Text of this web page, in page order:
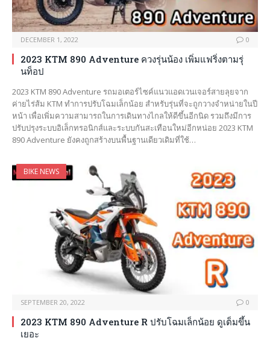
DECEMBER 1, 2022 0
2023 KTM 890 Adventure ควงรุ่นน้อง เพิ่มแฟริ่งตามรุ่
นท็อป
2023 KTM 890 Adventure รถมอเตอร์ไซค์แนวแอดเวนเจอร์สายลุยจาก
ค่ายไร่ส้ม KTM ทำการปรับโฉมเล็กน้อย สำหรับรุ่นที่จะถูกวางจำหน่ายในปี
หน้า เพื่อเพิ่มความสามารถในการเดินทางไกลให้ดีขึ้นอีกนิด รวมถึงมีการ
ปรับปรุงระบบอิเล็กทรอนิกส์และระบบกันสะเทือนใหม่อีกหน่อย 2023 KTM
890 Adventure ยังคงถูกสร้างบนพื้นฐานเดียวเดิมที่ใช้…
BIKE NEWS
SEPTEMBER 20, 2022 0
2023 KTM 890 Adventure R ปรับโฉมเล็กน้อย ดูเต็มขึ้น
เยอะ